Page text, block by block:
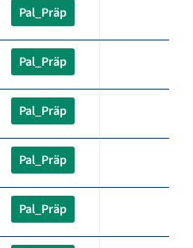
Pal_Präp
Pal_Präp
Pal_Präp
Pal_Präp
Pal_Präp